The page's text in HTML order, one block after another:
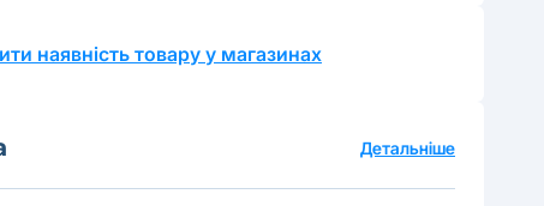
наявність товару у магазинах
Детальніше